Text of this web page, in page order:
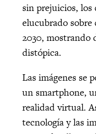
sin prejuicios,
elucubrado sobre
2030, mostrando
distópica.
Las imágenes se
un smartphone,
realidad virtual.
tecnología y las